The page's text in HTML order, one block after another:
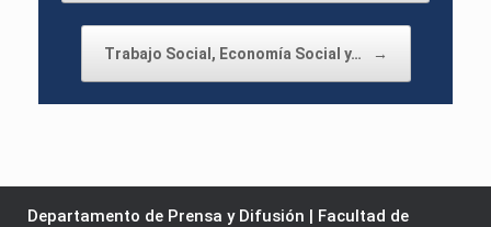
Trabajo Social, Economía Social y… →
Departamento de Prensa y Difusión | Facultad de